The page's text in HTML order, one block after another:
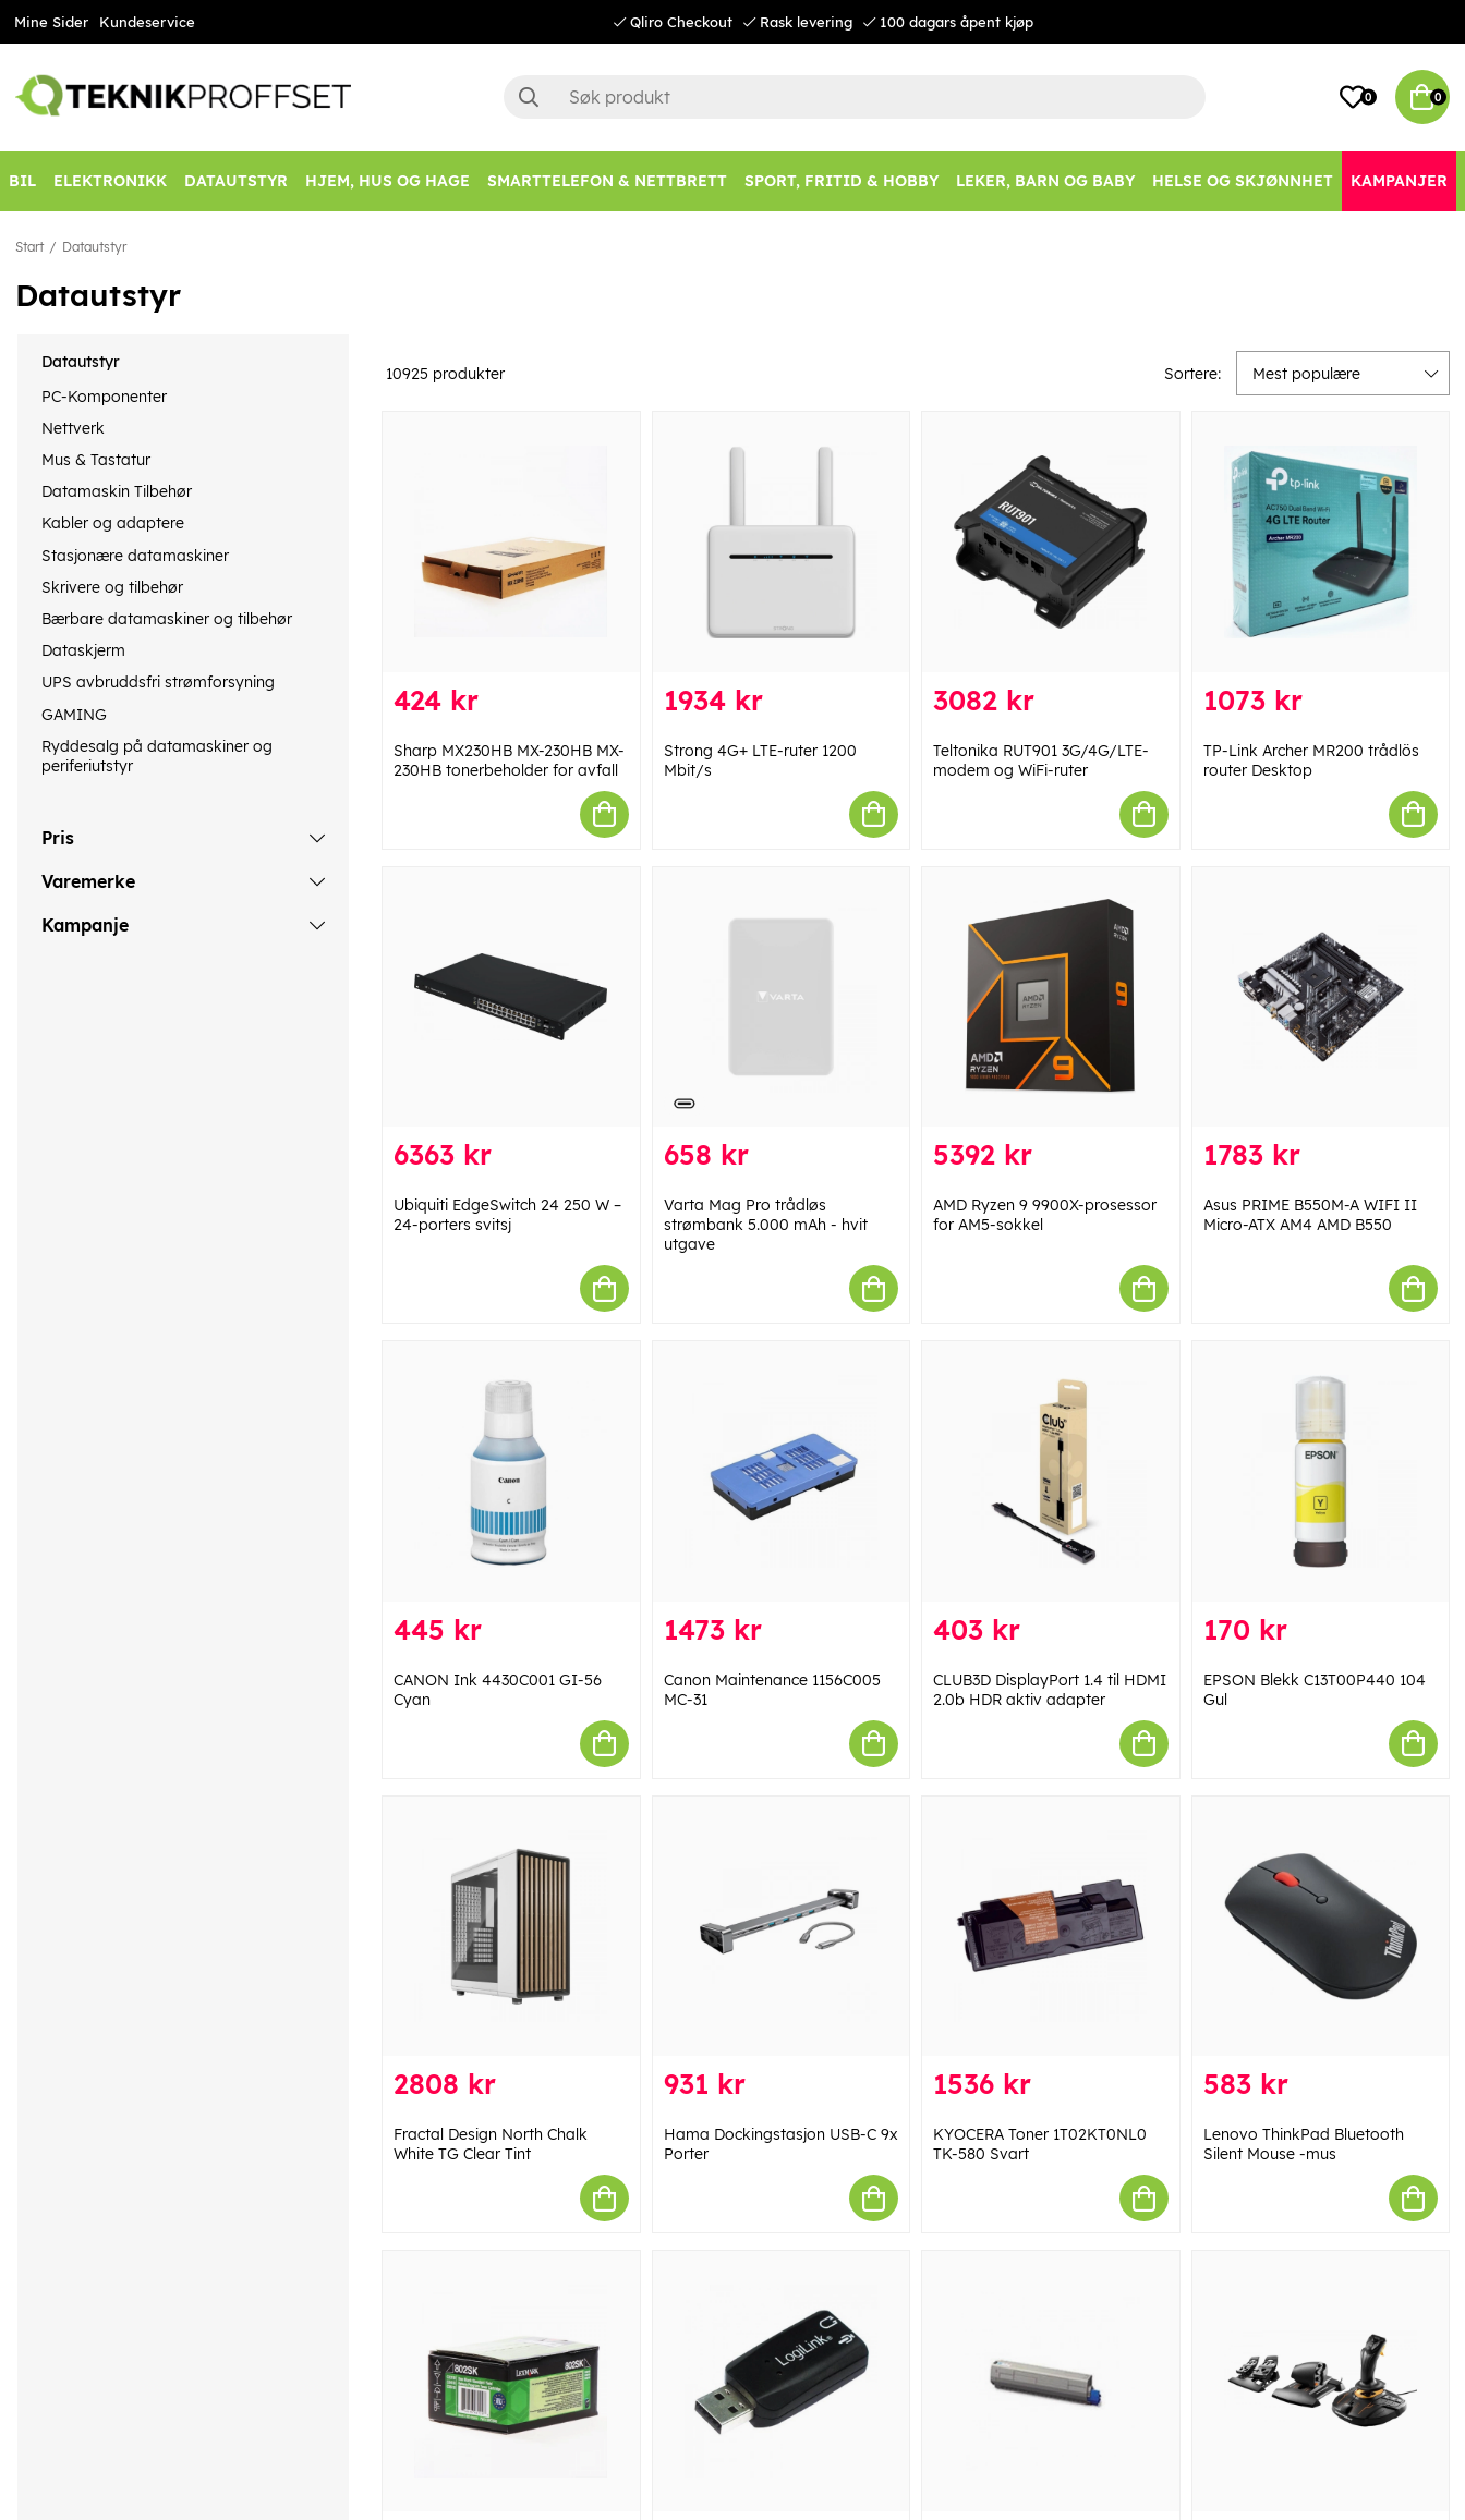
Mine Sider Kundeservice Qliro Checkout Rask levering 100 dagars åpent kjøp
0 0
BIL ELEKTRONIKK DATAUTSTYR HJEM, HUS OG HAGE SMARTTELEFON & NETTBRETT SPORT, FRITID & HOBBY LEKER, BARN OG BABY HELSE OG SKJØNNHET KAMPANJER
Start Datautstyr
Datautstyr
Datautstyr
PC-Komponenter
Nettverk
Mus & Tastatur
Datamaskin Tilbehør
Kabler og adaptere
Stasjonære datamaskiner
Skrivere og tilbehør
Bærbare datamaskiner og tilbehør
Dataskjerm
UPS avbruddsfri strømforsyning
GAMING
Ryddesalg på datamaskiner og
periferiutstyr
Pris
Varemerke
Kampanje
10925 produkter Sortere: Mest populære
424 kr
Sharp MX230HB MX-230HB MX-
230HB tonerbeholder for avfall
1934 kr
Strong 4G+ LTE-ruter 1200
Mbit/s
3082 kr
Teltonika RUT901 3G/4G/LTE-
modem og WiFi-ruter
1073 kr
TP-Link Archer MR200 trådlös
router Desktop
6363 kr
Ubiquiti EdgeSwitch 24 250 W –
24-porters svitsj
658 kr
Varta Mag Pro trådløs
strømbank 5.000 mAh - hvit
utgave
5392 kr
AMD Ryzen 9 9900X-prosessor
for AM5-sokkel
1783 kr
Asus PRIME B550M-A WIFI II
Micro-ATX AM4 AMD B550
445 kr
CANON Ink 4430C001 GI-56
Cyan
1473 kr
Canon Maintenance 1156C005
MC-31
403 kr
CLUB3D DisplayPort 1.4 til HDMI
2.0b HDR aktiv adapter
170 kr
EPSON Blekk C13T00P440 104
Gul
2808 kr
Fractal Design North Chalk
White TG Clear Tint
931 kr
Hama Dockingstasjon USB-C 9x
Porter
1536 kr
KYOCERA Toner 1T02KT0NL0
TK-580 Svart
583 kr
Lenovo ThinkPad Bluetooth
Silent Mouse -mus